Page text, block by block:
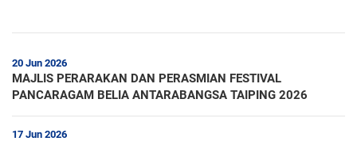
20 Jun 2026
MAJLIS PERARAKAN DAN PERASMIAN FESTIVAL
PANCARAGAM BELIA ANTARABANGSA TAIPING 2026
17 Jun 2026